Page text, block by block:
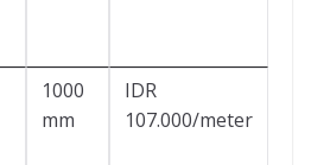
1000
mm
IDR
107.000/meter